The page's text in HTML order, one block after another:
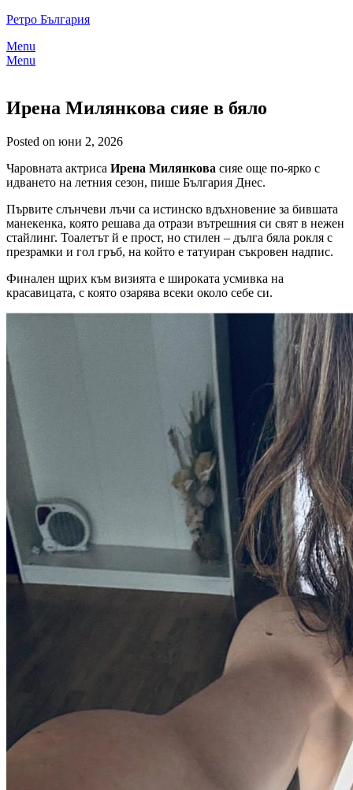
Skip
content
Ретро България
Menu
Menu
Ирена Милянкова сияе в бяло
Posted on юни 2, 2026
Чаровната актриса Ирена Милянкова сияе още по-ярко с
идването на летния сезон, пише България Днес.
Първите слънчеви лъчи са истинско вдъхновение за бившата
манекенка, която решава да отрази вътрешния си свят в нежен
стайлинг. Тоалетът й е прост, но стилен – дълга бяла рокля с
презрамки и гол гръб, на който е татуиран съкровен надпис.
Финален щрих към визията е широката усмивка на
красавицата, с която озарява всеки около себе си.